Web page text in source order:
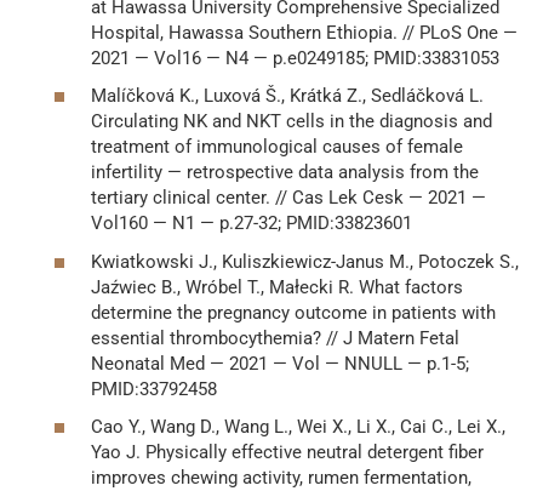
at Hawassa University Comprehensive Specialized
Hospital, Hawassa Southern Ethiopia. // PLoS One —
2021 — Vol16 — N4 — p.e0249185; PMID:33831053
Malíčková K., Luxová Š., Krátká Z., Sedláčková L.
Circulating NK and NKT cells in the diagnosis and
treatment of immunological causes of female
infertility — retrospective data analysis from the
tertiary clinical center. // Cas Lek Cesk — 2021 —
Vol160 — N1 — p.27-32; PMID:33823601
Kwiatkowski J., Kuliszkiewicz-Janus M., Potoczek S.,
Jaźwiec B., Wróbel T., Małecki R. What factors
determine the pregnancy outcome in patients with
essential thrombocythemia? // J Matern Fetal
Neonatal Med — 2021 — Vol — NNULL — p.1-5;
PMID:33792458
Cao Y., Wang D., Wang L., Wei X., Li X., Cai C., Lei X.,
Yao J. Physically effective neutral detergent fiber
improves chewing activity, rumen fermentation,